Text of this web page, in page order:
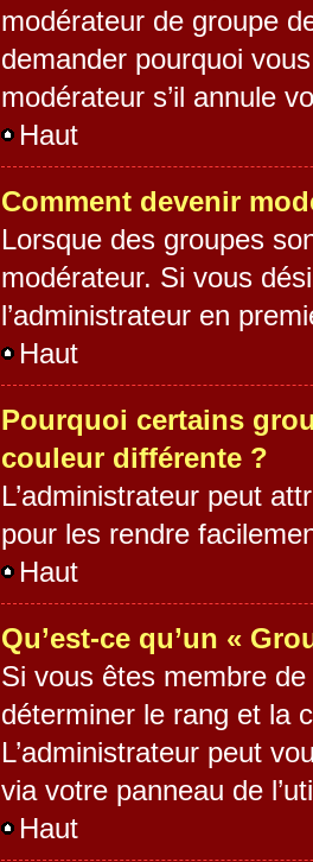
modérateur de groupe
demander pourquoi
modérateur s’il annule
Haut
Comment devenir
Lorsque des groupes
modérateur. Si vous
l’administrateur en
Haut
Pourquoi certains
couleur différente ?
L’administrateur peut
pour les rendre
Haut
Qu’est-ce qu’un «
Si vous êtes membre
déterminer le rang et la
L’administrateur peut
via votre panneau de
Haut